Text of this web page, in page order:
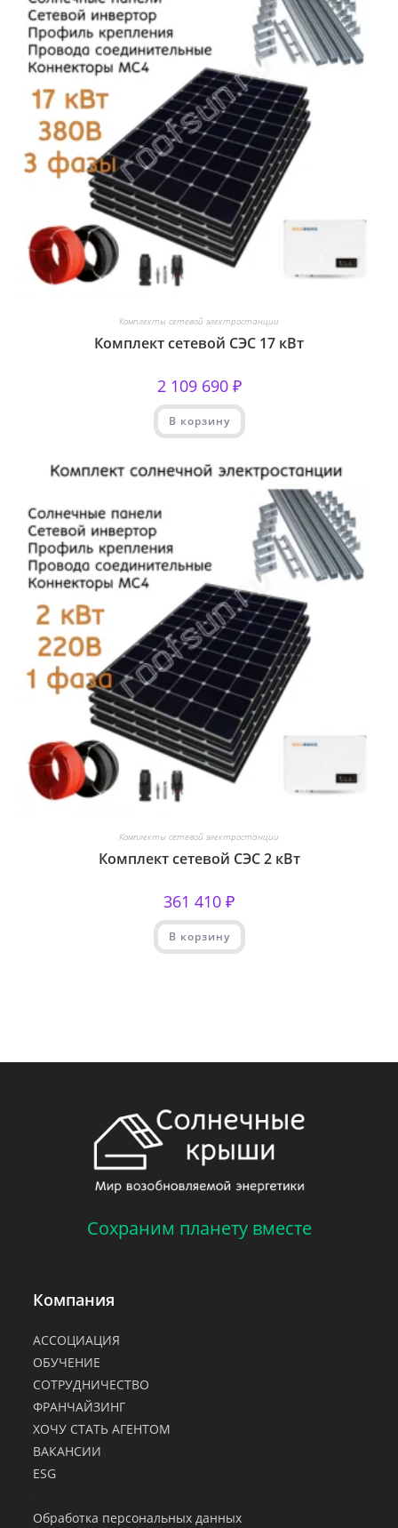
Комплекты сетевой электростанции
Комплект сетевой СЭС 17 кВт
2 109 690 ₽
В корзину
Комплекты сетевой электростанции
Комплект сетевой СЭС 2 кВт
361 410 ₽
В корзину
Сохраним планету вместе
Компания
АССОЦИАЦИЯ
ОБУЧЕНИЕ
СОТРУДНИЧЕСТВО
ФРАНЧАЙЗИНГ
ХОЧУ СТАТЬ АГЕНТОМ
ВАКАНСИИ
ESG
Обработка персональных данных